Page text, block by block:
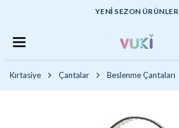
YENI SEZON ÜRÜNLER
Kırtasiye Çantalar Beslenme Çantaları